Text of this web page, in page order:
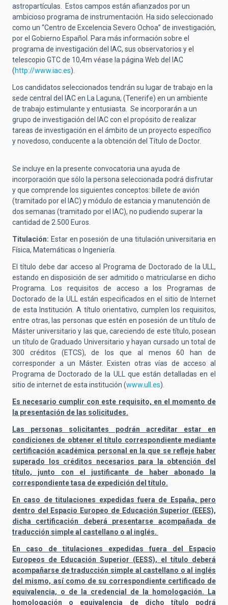
astropartículas. Estos campos están afianzados por un
ambicioso programa de instrumentación. Ha sido seleccionado
como un “Centro de Excelencia Severo Ochoa” de investigación,
por el Gobierno Español. Para más información sobre el
programa de investigación del IAC, sus observatorios y el
telescopio GTC de 10,4m véase la página Web del IAC
(http://www.iac.es).
Los candidatos seleccionados tendrán su lugar de trabajo en la
sede central del IAC en La Laguna, (Tenerife) en un ambiente
de trabajo estimulante y entusiasta. Se incorporarán a un
grupo de investigación del IAC con el propósito de realizar
tareas de investigación en el ámbito de un proyecto específico
y novedoso, conducente a la obtención del Título de Doctor.
Se incluye en la presente convocatoria una ayuda de
incorporación que sólo la persona seleccionada podrá disfrutar
y que comprende los siguientes conceptos: billete de avión
(tramitado por el IAC) y módulo de estancia y manutención de
dos semanas (tramitado por el IAC), no pudiendo superar la
cantidad de 2.500 Euros.
Titulación: Estar en posesión de una titulación universitaria en
Física, Matemáticas o Ingeniería.
El título debe dar acceso al Programa de Doctorado de la ULL,
estando en disposición de ser admitido o matricularse en dicho
Programa.
Los requisitos de acceso a los Programas de
Doctorado de la ULL están especificados en el sitio de Internet
de esta Institución. A título orientativo, cumplen los requisitos,
entre otras, las personas que estén en posesión de un título de
Máster universitario y las que, careciendo de este título, posean
un título de Graduado Universitario y hayan cursado un total de
300 créditos (ETCS), de los que al menos 60 han de
corresponder a un Máster. Existen otras vías de acceso al
Programa de Doctorado de la ULL que están detalladas en el
sitio de internet de esta institución (www.ull.es).
Es necesario cumplir con este requisito, en el momento de
la presentación de las solicitudes.
Las personas solicitantes podrán acreditar estar en
condiciones de obtener el título correspondiente mediante
certificación académica personal en la que se refleje haber
superado los créditos necesarios para la obtención del
título, junto con el justificante de haber abonado la
correspondiente tasa de expedición del título.
En caso de titulaciones expedidas fuera de España, pero
dentro del Espacio Europeo de Educación Superior (EEES),
dicha certificación deberá presentarse acompañada de
traducción simple al castellano o al inglés.
En caso de titulaciones expedidas fuera del Espacio
Europeos de Educación Superior (EESS), el título deberá
acompañarse de traducción simple al castellano o al inglés
del mismo, así como de su correspondiente certificado de
equivalencia, o de la credencial de la homologación. La
homologación o equivalencia de dicho título podrá